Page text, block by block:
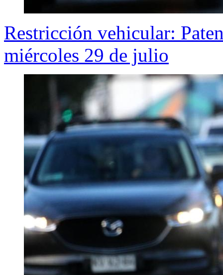
Restricción vehicular:
miércoles 29 de julio